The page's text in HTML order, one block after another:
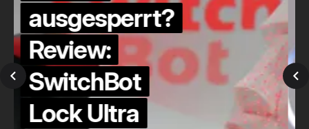
Die Alexa-
Alternative?
QuickCheck:
Home